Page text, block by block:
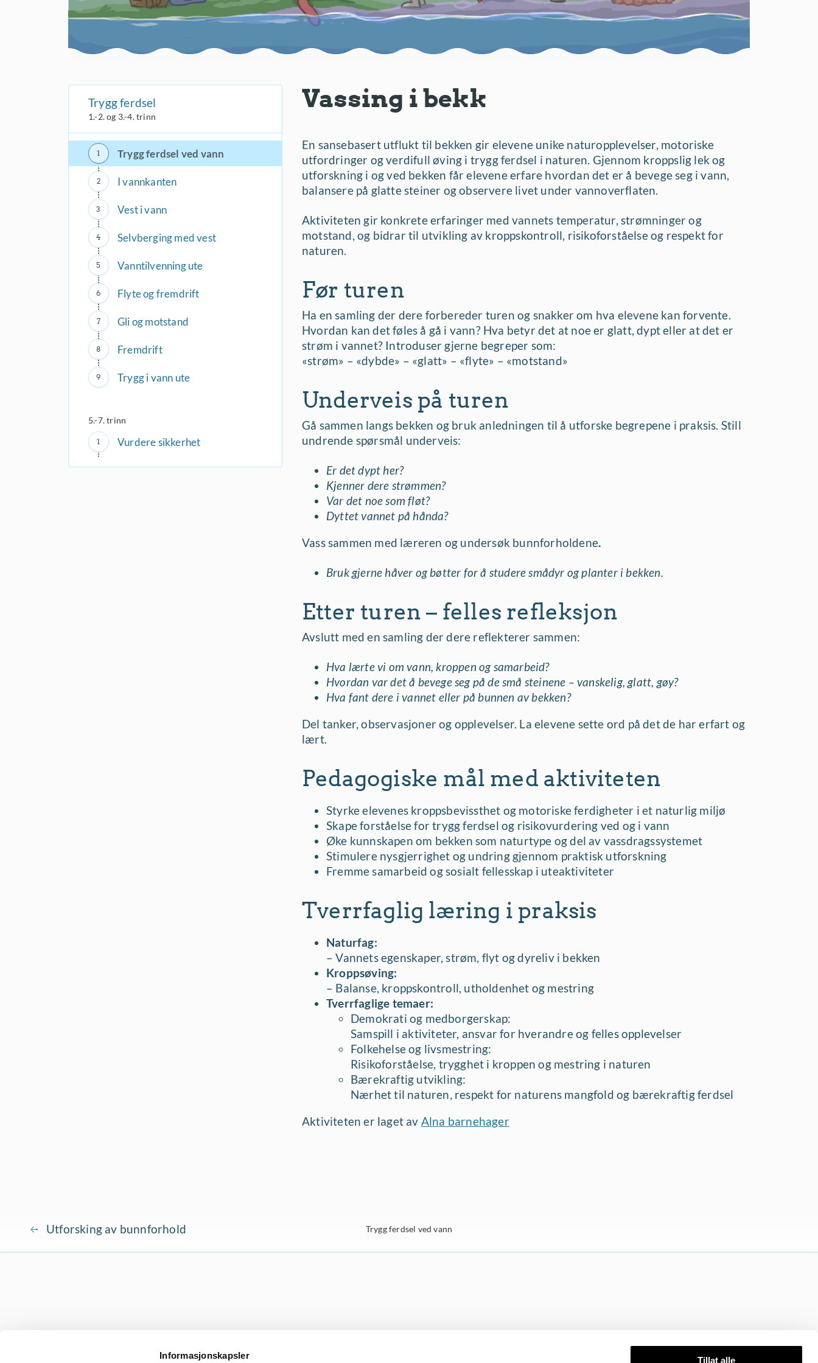
Informasjonskapsler Tillat alle
Trygg ferdsel
1.-2. og 3.-4. trinn
Trygg ferdsel ved vann
I vannkanten
Vest i vann
Selvberging med vest
Vanntilvenning ute
Flyte og fremdrift
Gli og motstand
Fremdrift
Trygg i vann ute
5.-7. trinn
Vurdere sikkerhet
Vassing i bekk
En sansebasert utflukt til bekken gir elevene unike naturopplevelser, motoriske
utfordringer og verdifull øving i trygg ferdsel i naturen. Gjennom kroppslig lek og
utforskning i og ved bekken får elevene erfare hvordan det er å bevege seg i vann,
balansere på glatte steiner og observere livet under vannoverflaten.
Aktiviteten gir konkrete erfaringer med vannets temperatur, strømninger og
motstand, og bidrar til utvikling av kroppskontroll, risikoforståelse og respekt for
naturen.
Før turen
Ha en samling der dere forbereder turen og snakker om hva elevene kan forvente.
Hvordan kan det føles å gå i vann? Hva betyr det at noe er glatt, dypt eller at det er
strøm i vannet? Introduser gjerne begreper som:
«strøm» – «dybde» – «glatt» – «flyte» – «motstand»
Underveis på turen
Gå sammen langs bekken og bruk anledningen til å utforske begrepene i praksis. Still
undrende spørsmål underveis:
Er det dypt her?
Kjenner dere strømmen?
Var det noe som fløt?
Dyttet vannet på hånda?
Vass sammen med læreren og undersøk bunnforholdene.
Bruk gjerne håver og bøtter for å studere smådyr og planter i bekken.
Etter turen – felles refleksjon
Avslutt med en samling der dere reflekterer sammen:
Hva lærte vi om vann, kroppen og samarbeid?
Hvordan var det å bevege seg på de små steinene – vanskelig, glatt, gøy?
Hva fant dere i vannet eller på bunnen av bekken?
Del tanker, observasjoner og opplevelser. La elevene sette ord på det de har erfart og
lært.
Pedagogiske mål med aktiviteten
Styrke elevenes kroppsbevissthet og motoriske ferdigheter i et naturlig miljø
Skape forståelse for trygg ferdsel og risikovurdering ved og i vann
Øke kunnskapen om bekken som naturtype og del av vassdragssystemet
Stimulere nysgjerrighet og undring gjennom praktisk utforskning
Fremme samarbeid og sosialt fellesskap i uteaktiviteter
Tverrfaglig læring i praksis
Naturfag:
– Vannets egenskaper, strøm, flyt og dyreliv i bekken
Kroppsøving:
– Balanse, kroppskontroll, utholdenhet og mestring
Tverrfaglige temaer:
Demokrati og medborgerskap:
Samspill i aktiviteter, ansvar for hverandre og felles opplevelser
Folkehelse og livsmestring:
Risikoforståelse, trygghet i kroppen og mestring i naturen
Bærekraftig utvikling:
Nærhet til naturen, respekt for naturens mangfold og bærekraftig ferdsel
Aktiviteten er laget av Alna barnehager
Utforsking av bunnforhold Trygg ferdsel ved vann